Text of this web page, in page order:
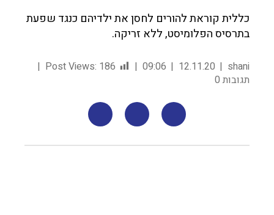
כללית קוראת להורים לחסן את ילדיהם כנגד שפעת
בתרסיס הפלומיסט, ללא זריקה.
shani
12.11.20
09:06
Post Views: 186
תגובות 0